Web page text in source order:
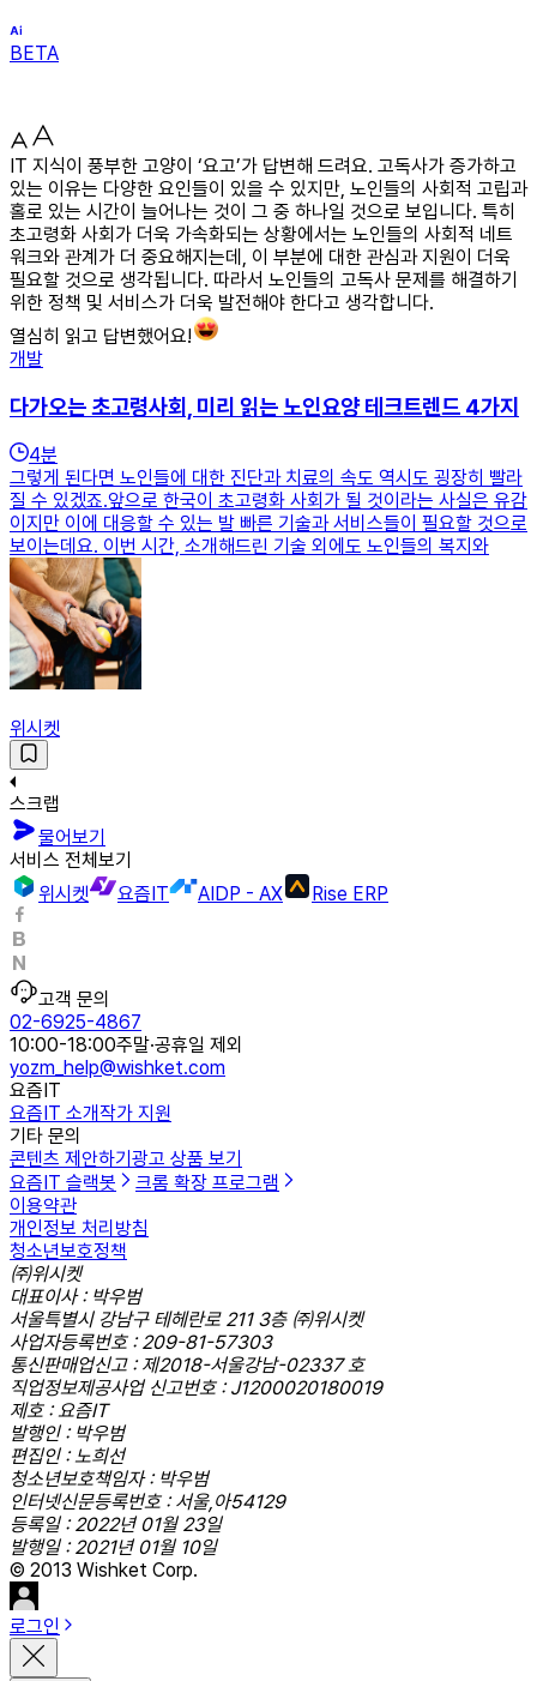
BETA
IT 지식이 풍부한 고양이 ‘요고’가 답변해 드려요. 고독사가 증가하고
있는 이유는 다양한 요인들이 있을 수 있지만, 노인들의 사회적 고립과
홀로 있는 시간이 늘어나는 것이 그 중 하나일 것으로 보입니다. 특히
초고령화 사회가 더욱 가속화되는 상황에서는 노인들의 사회적 네트
워크와 관계가 더 중요해지는데, 이 부분에 대한 관심과 지원이 더욱
필요할 것으로 생각됩니다. 따라서 노인들의 고독사 문제를 해결하기
위한 정책 및 서비스가 더욱 발전해야 한다고 생각합니다.
열심히 읽고 답변했어요!
개발
다가오는 초고령사회, 미리 읽는 노인요양 테크트렌드 4가지
4분
그렇게 된다면 노인들에 대한 진단과 치료의 속도 역시도 굉장히 빨라
질 수 있겠죠.앞으로 한국이 초고령화 사회가 될 것이라는 사실은 유감
이지만 이에 대응할 수 있는 발 빠른 기술과 서비스들이 필요할 것으로
보이는데요. 이번 시간, 소개해드린 기술 외에도 노인들의 복지와
위시켓
스크랩
물어보기
서비스 전체보기
위시켓
요즘IT AIDP - AX Rise ERP
고객 문의
02-6925-4867
10:00-18:00주말·공휴일 제외
yozm_help@wishket.com
요즘IT
요즘IT 소개작가 지원
기타 문의
콘텐츠 제안하기 광고 상품 보기
요즘IT 슬랙봇
크롬 확장 프로그램
이용약관
개인정보 처리방침
청소년보호정책
㈜위시켓
대표이사 : 박우범
서울특별시 강남구 테헤란로 211 3층 ㈜위시켓
사업자등록번호 : 209-81-57303
통신판매업신고 : 제2018-서울강남-02337 호
직업정보제공사업 신고번호 : J1200020180019
제호 : 요즘IT
발행인 : 박우범
편집인 : 노희선
청소년보호책임자 : 박우범
인터넷신문등록번호 : 서울,아54129
등록일 : 2022년 01월 23일
발행일 : 2021년 01월 10일
© 2013 Wishket Corp.
로그인